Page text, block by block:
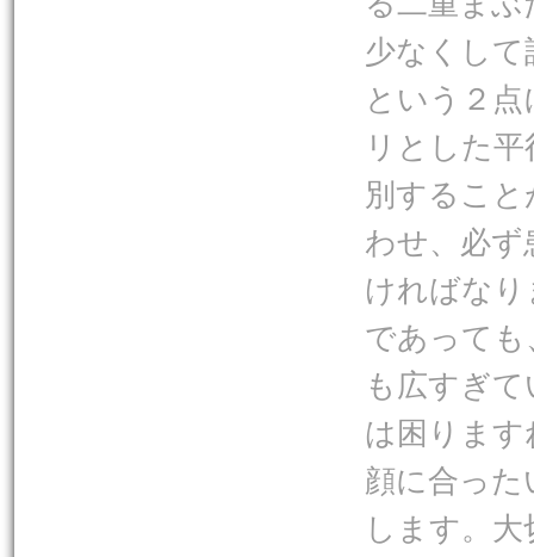
少なくし
という２
リとした
別するこ
わせ、必
ければな
であって
も広すぎ
は困りま
顔に合っ
します。